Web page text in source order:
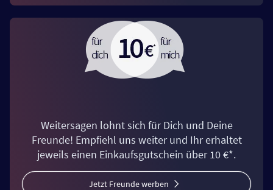
Weitersagen lohnt sich für Dich und Deine
Freunde! Empfiehl uns weiter und Ihr erhaltet
jeweils einen Einkaufsgutschein über 10 €*.
Jetzt Freunde werben